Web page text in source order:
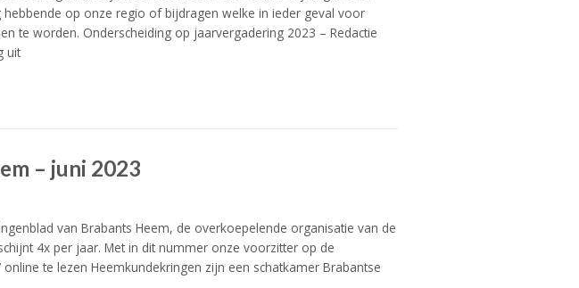
op onze regio of bijdragen welke in ieder geval voor
te worden. Onderscheiding op jaarvergadering 2023 – Redactie
uit
– juni 2023
van Brabants Heem, de overkoepelende organisatie van de
4x per jaar. Met in dit nummer onze voorzitter op de
te lezen Heemkundekringen zijn een schatkamer Brabantse